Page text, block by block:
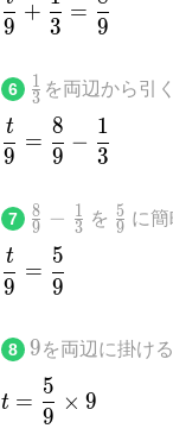
9
+
3
=
9
6
\frac{1}
{3}
3
1 を両辺から引く
9
t
=
9
8
−
3
1
7
\frac{8}
{9}-
\frac{1}
{3}
9
8 − 3
1 を
{9}
9
5 に簡
9
t
=
9
5
8 9
9を両辺に掛ける
t =
9
5
× 9